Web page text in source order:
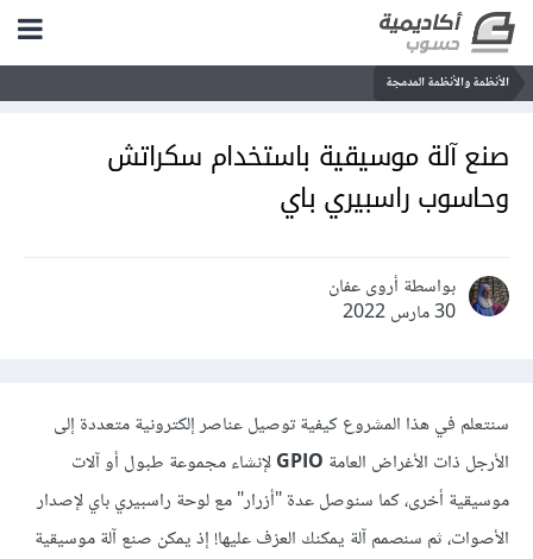
الأنظمة والأنظمة المدمجة
صنع آلة موسيقية باستخدام سكراتش
وحاسوب راسبيري باي
بواسطة أروى عفان
30 مارس 2022
سنتعلم في هذا المشروع كيفية توصيل عناصر إلكترونية متعددة إلى
الأرجل ذات الأغراض العامة GPIOلإنشاء مجموعة طبول أو آلات
موسيقية أخرى، كما سنوصل عدة "أزرار" مع لوحة راسبيري باي لإصدار
الأصوات، ثم سنصمم آلة يمكنك العزف عليها! إذ يمكن صنع آلة موسيقية